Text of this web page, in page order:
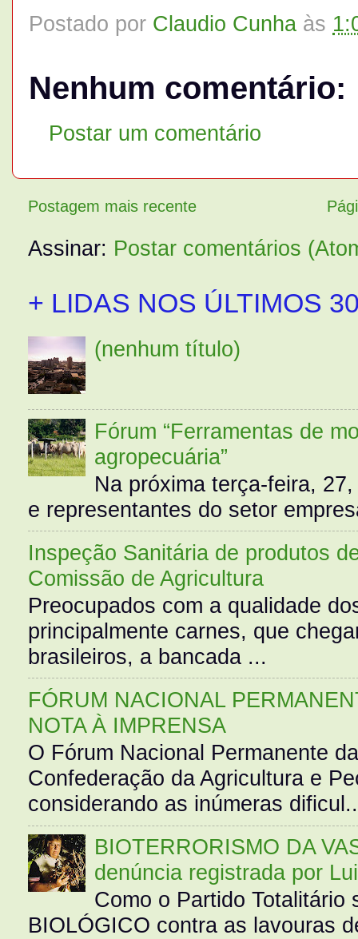
Postado por Claudio Cunha às
Nenhum comentário:
Postar um comentário
Postagem mais recente
Assinar: Postar comentários
+ LIDAS NOS ÚLTIMOS
(nenhum título)
Fórum “Ferramentas de
agropecuária”
Na próxima terça-feira,
e representantes do setor
Inspeção Sanitária de produtos
Comissão de Agricultura
Preocupados com a qualidade
principalmente carnes, que
brasileiros, a bancada ...
FÓRUM NACIONAL
NOTA À IMPRENSA
O Fórum Nacional Permanente
Confederação da Agricultura e
considerando as inúmeras
BIOTERRORISMO DA
denúncia registrada por
Como o Partido Totalitário
BIOLÓGICO contra as lavouras